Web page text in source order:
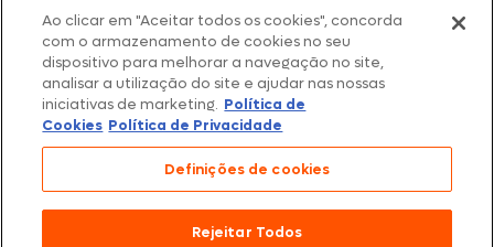
Fotos meramente ilustrativas | Ofertas válidas enquanto durarem os
estoques dos nossos parceiros | Vendas sujeitas a análise e confirmação
de dados.
Os preços, promoções e condições de pagamento são válidos
exclusivamente para compras efetuadas em nossos parceiros.
Todos os produtos estão sujeitos a disponibilidade de estoque.
São Paulo/SP – CEP 05.118-100
© 2026 Seara. Todos os direitos reservados
Ao clicar em "Aceitar todos os cookies", concorda
com o armazenamento de cookies no seu
dispositivo para melhorar a navegação no site,
analisar a utilização do site e ajudar nas nossas
iniciativas de marketing. Política de
Cookies Política de Privacidade
Definições de cookies
Rejeitar Todos